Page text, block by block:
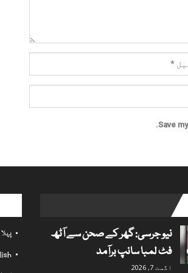
Save
نیو جرسی: گھر کے صحن سے آٹھ
فٹ لمبا سانپ برآمد
اگست 7, 2026